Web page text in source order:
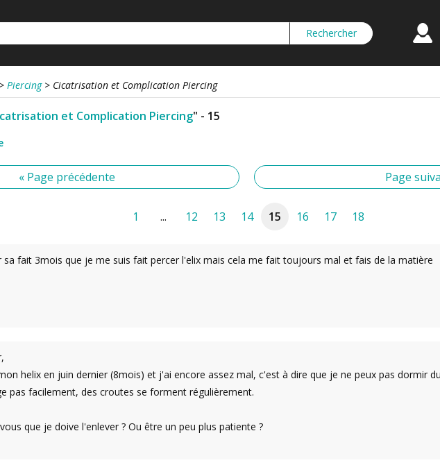
> Piercing > Cicatrisation et Complication Piercing
et Complication Piercing" - 15
« Page précédente Page
1 ... 12 13 14 15 16 17 18
sa fait 3mois que je me suis fait percer l'elix mais cela me fait toujours mal et fais de la matière
helix en juin dernier (8mois) et j'ai encore assez mal, c'est à dire que je ne peux pas dormir
pas facilement, des croutes se forment régulièrement.
que je doive l'enlever ? Ou être un peu plus patiente ?